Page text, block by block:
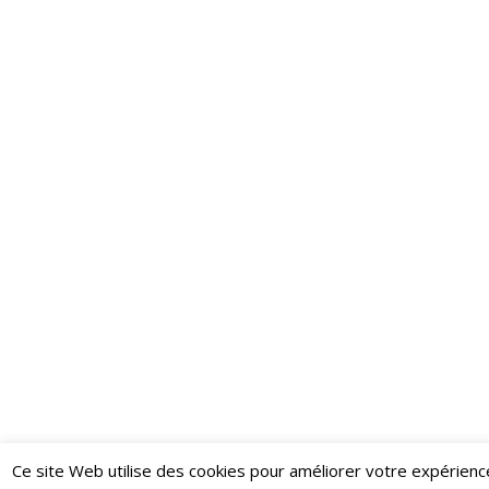
Ce site Web utilise des cookies pour améliorer votre